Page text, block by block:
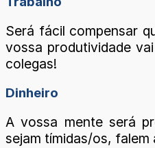
Será fácil compensar
vossa produtividade
colegas!
Dinheiro
A vossa mente será
sejam tímidas/os, falem